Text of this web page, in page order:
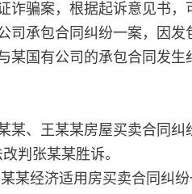
诈骗案，根据起诉意见书，
司承包合同纠纷一案，因发
某国有公司的承包合同发生
某、王某某房屋买卖合同
判张某某胜诉。
某经济适用房买卖合同纠